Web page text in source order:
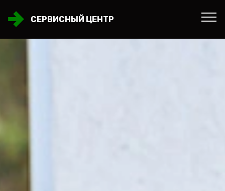
СЕРВИСНЫЙ ЦЕНТР